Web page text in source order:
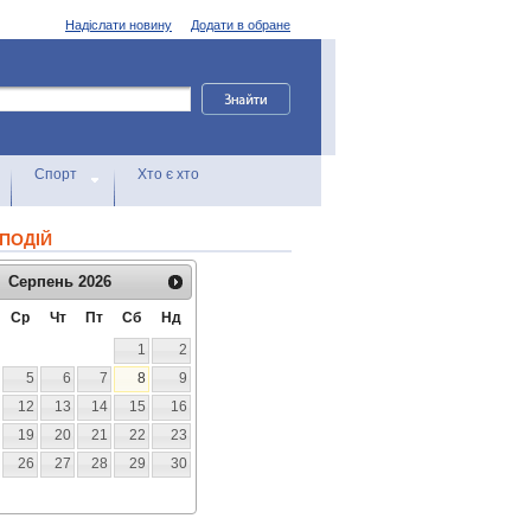
Додати в обране
Надіслати новину
Спорт Хто є хто
Серпень 2026
Ср Чт Пт Сб
Нд
1
2
5 6 7 8
9
12 13 14 15
16
19 20 21 22
23
26 27 28 29
30